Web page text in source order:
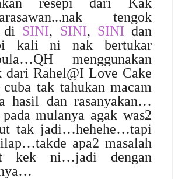
tengok
di SINI, SINI, SINI dan
kali ni nak bertukar
menggunakan
dari Rahel@I Love Cake
tak tahukan macam
hasil dan rasanyakan…
mulanya agak was2
tak jadi…hehehe…tapi
apa2 masalah
kek ni…jadi dengan